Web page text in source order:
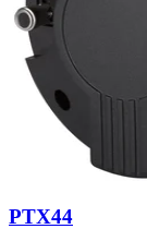
PTX44